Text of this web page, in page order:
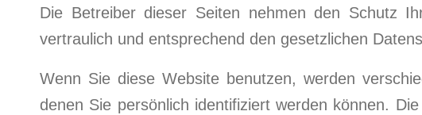
Die Betreiber dieser Seiten nehmen den Schutz
vertraulich und entsprechend den gesetzlichen
Wenn Sie diese Website benutzen, werden
denen Sie persönlich identifiziert werden können.